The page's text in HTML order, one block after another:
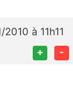
à 11h11
+ -